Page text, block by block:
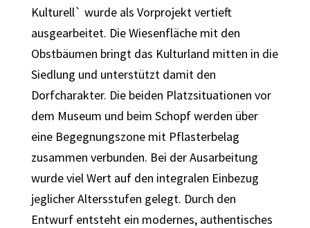
Kulturell` wurde als Vorprojekt vertieft
ausgearbeitet. Die Wiesenfläche mit den
Obstbäumen bringt das Kulturland mitten in die
Siedlung und unterstützt damit den
Dorfcharakter. Die beiden Platzsituationen vor
dem Museum und beim Schopf werden über
eine Begegnungszone mit Pflasterbelag
zusammen verbunden. Bei der Ausarbeitung
wurde viel Wert auf den integralen Einbezug
jeglicher Altersstufen gelegt. Durch den
Entwurf entsteht ein modernes, authentisches